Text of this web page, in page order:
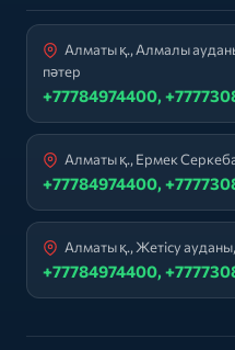
Алматы қ., Алмалы
пәтер
+77784974400,
Алматы қ., Ермек
+77784974400,
Алматы қ., Жетісу
+77784974400,